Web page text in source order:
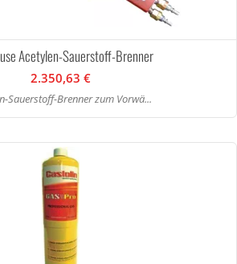
Acetylen-Sauerstoff-Brenner
2.350,63 €
Sauerstoff-Brenner zum Vorwä...